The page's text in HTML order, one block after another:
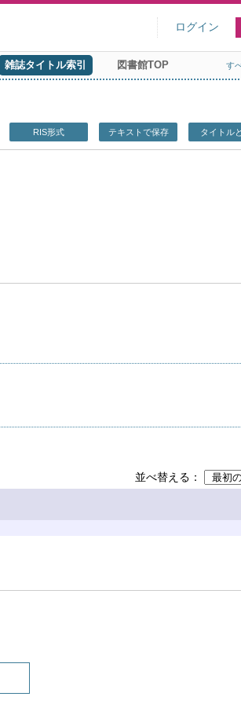
ログイン
雑誌タイトル索引 図書館TOP す
RIS形式 テキストで保存 タイトル
並べ替える